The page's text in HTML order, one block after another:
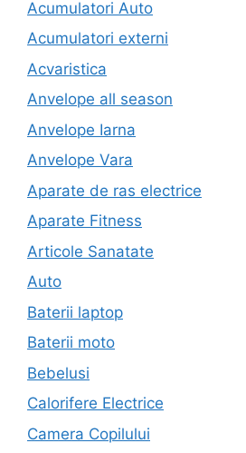
Acumulatori Auto
Acumulatori externi
Acvaristica
Anvelope all season
Anvelope Iarna
Anvelope Vara
Aparate de ras electrice
Aparate Fitness
Articole Sanatate
Auto
Baterii laptop
Baterii moto
Bebelusi
Calorifere Electrice
Camera Copilului